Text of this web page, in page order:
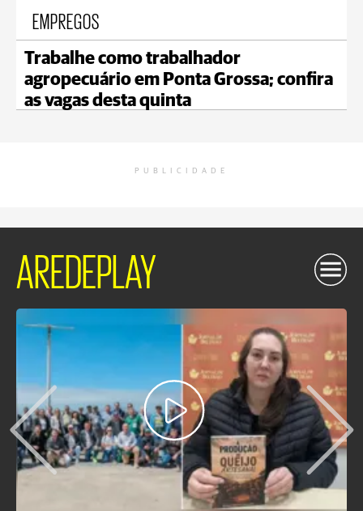
EMPREGOS
Trabalhe como trabalhador
agropecuário em Ponta Grossa; confira
as vagas desta quinta
PUBLICIDADE
AREDEPLAY